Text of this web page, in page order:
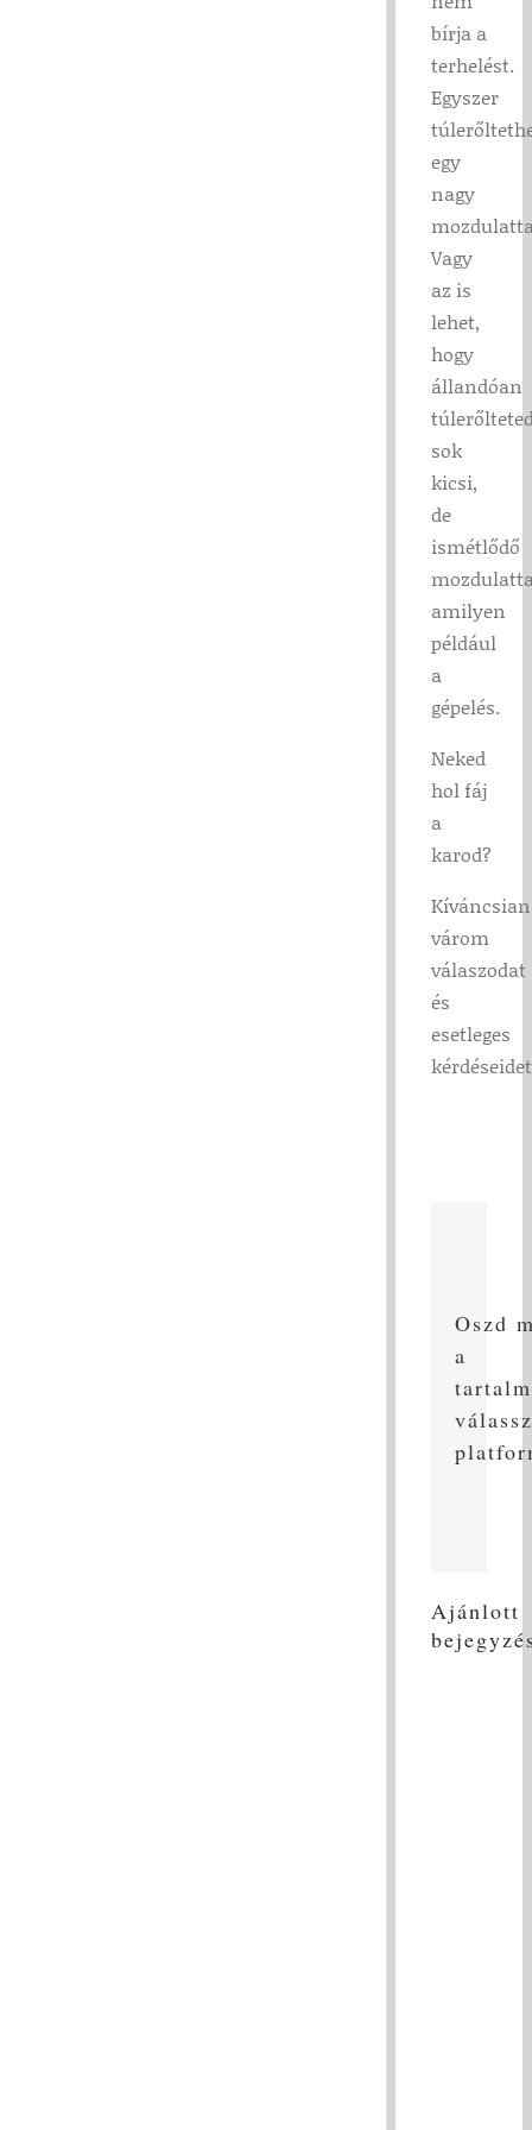
bírja a
terhelést.
Egyszer
egy
nagy
Vagy
az is
lehet,
hogy
állandóan
sok
kicsi,
de
ismétlődő
amilyen
például
a
gépelés.
Neked
hol fáj
a
karod?
Kíváncsian
várom
válaszodat
és
esetleges
Oszd
a
válassz
Ajánlott